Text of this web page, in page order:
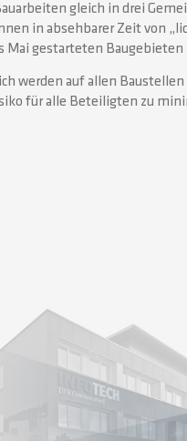
gleich in drei
in absehbarer Zeit von
Mai gestarteten
werden auf allen
für alle Beteiligten zu